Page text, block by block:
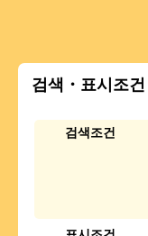
검색・표시조건
검색조건